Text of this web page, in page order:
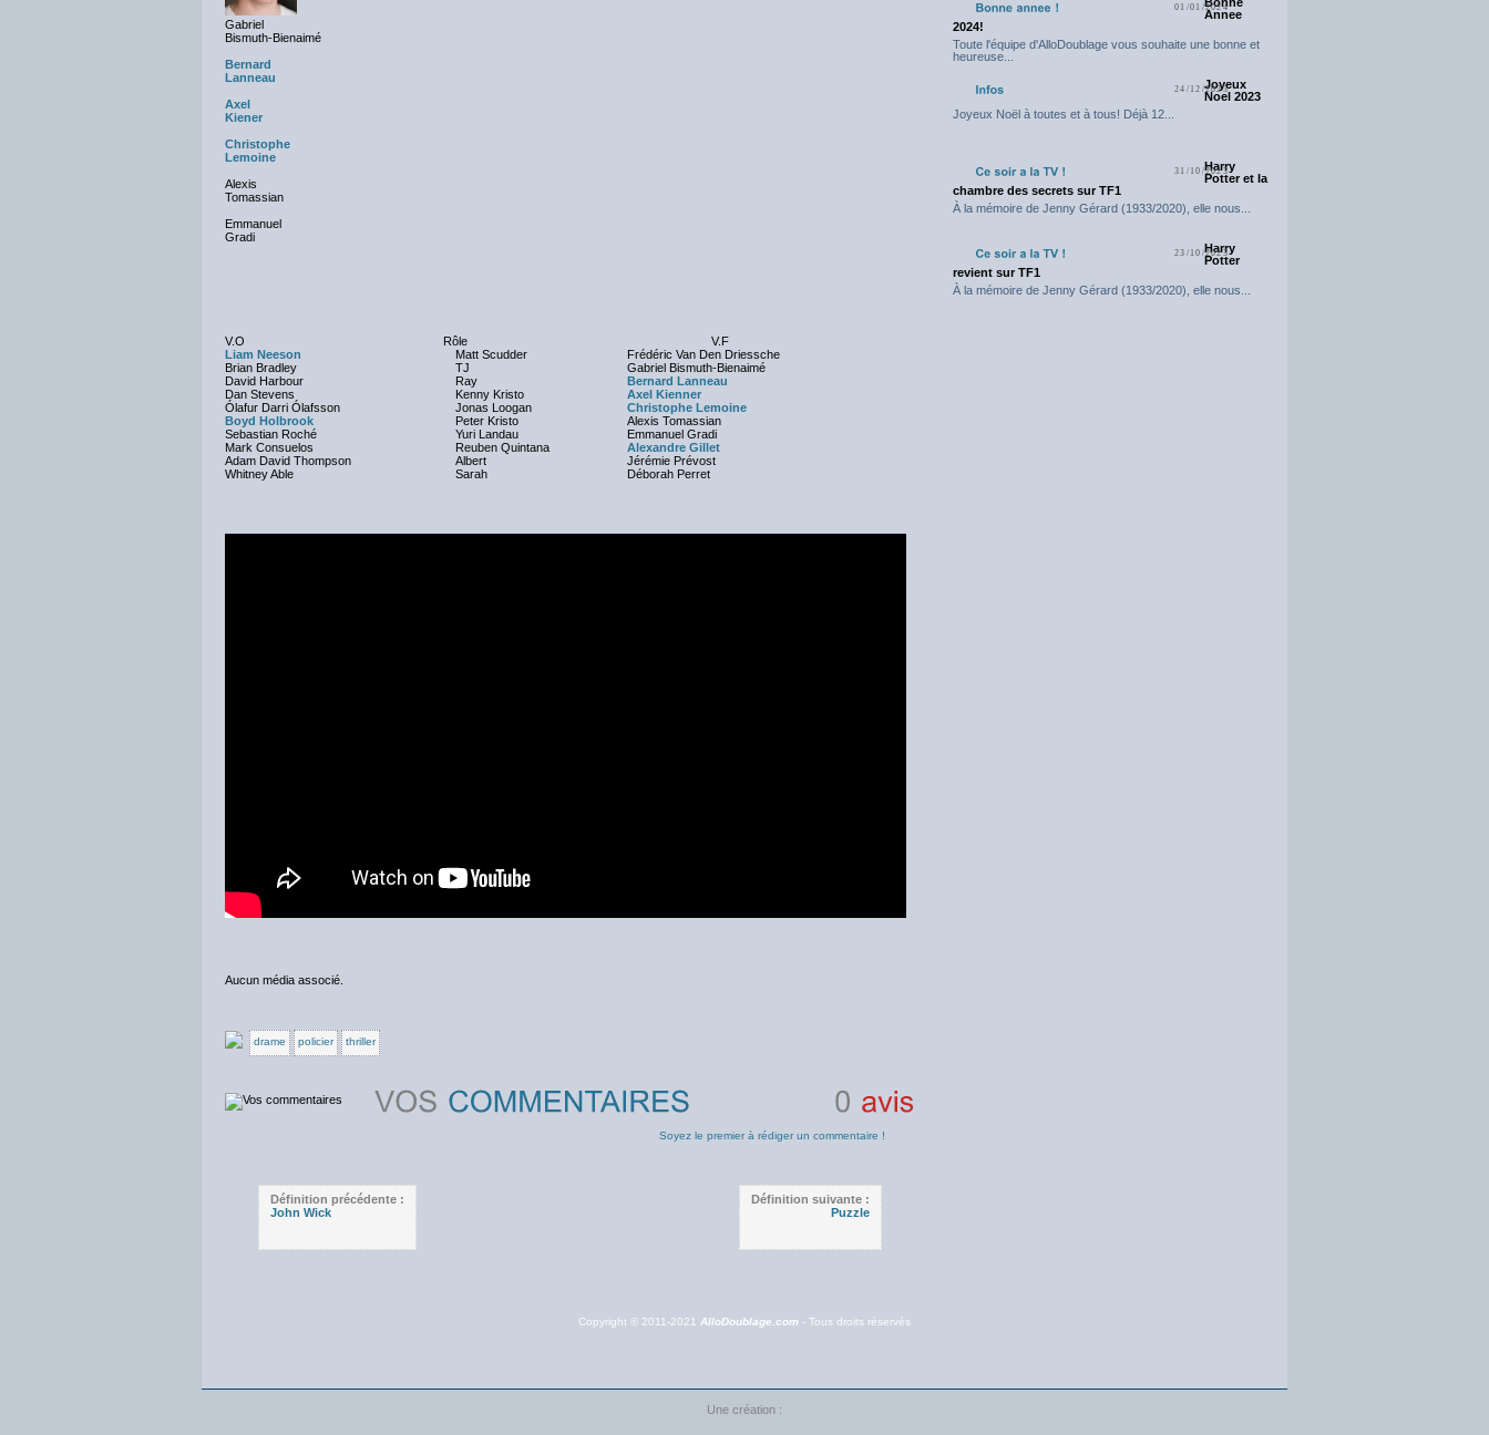
Gabriel
Bismuth-Bienaimé
Bernard
Lanneau
Axel
Kiener
Christophe
Lemoine
Alexis
Tomassian
Emmanuel
Gradi
V.O Rôle
V.F
Liam Neeson
Matt Scudder
Frédéric Van Den Driessche
Brian Bradley
TJ
Gabriel Bismuth-Bienaimé
David Harbour
Ray
Bernard Lanneau
Dan Stevens
Kenny Kristo
Axel Kienner
Ólafur Darri Ólafsson
Jonas Loogan
Christophe Lemoine
Boyd Holbrook
Peter Kristo
Alexis Tomassian
Sebastian Roché
Yuri Landau
Emmanuel Gradi
Mark Consuelos
Reuben Quintana
Alexandre Gillet
Adam David Thompson
Albert
Jérémie Prévost
Whitney Able
Sarah Déborah Perret
Aucun média associé.
drame policier thriller
Soyez le premier à rédiger un commentaire !
Définition précédente :
John Wick
Définition suivante :
Puzzle
01/01/2024
Annee
2024!
Toute l'équipe d'AlloDoublage vous souhaite une bonne et
heureuse...
24/12/2023
Joyeux
Noel 2023
Joyeux Noël à toutes et à tous! Déjà 12...
31/10/2023
Harry
Potter et la
chambre des secrets sur TF1
À la mémoire de Jenny Gérard (1933/2020), elle nous...
23/10/2023
Harry
Potter
revient sur TF1
À la mémoire de Jenny Gérard (1933/2020), elle nous...
Copyright © 2011-2021 AlloDoublage.com - Tous droits réservés
Une création :